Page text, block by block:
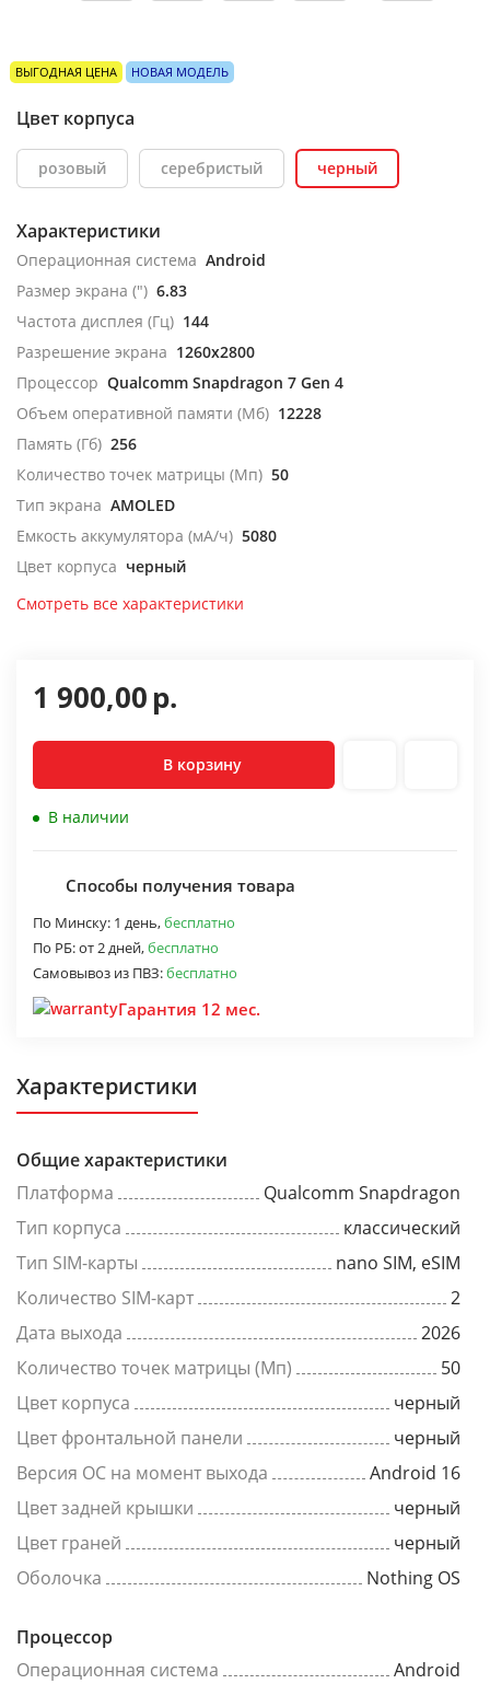
ВЫГОДНАЯ ЦЕНА НОВАЯ МОДЕЛЬ
Цвет корпуса
розовый серебристый черный
Характеристики
Операционная система Android
Размер экрана (") 6.83
Частота дисплея (Гц) 144
Разрешение экрана 1260x2800
Процессор Qualcomm Snapdragon 7 Gen 4
Объем оперативной памяти (Мб) 12228
Память (Гб) 256
Количество точек матрицы (Мп) 50
Тип экрана AMOLED
Емкость аккумулятора (мА/ч) 5080
Цвет корпуса черный
Смотреть все характеристики
1 900,00р.
В корзину
В наличии
Способы получения товара
По Минску: 1 день,бесплатно
По РБ:от 2 дней,бесплатно
Самовывоз из ПВЗ:бесплатно
Гарантия 12 мес.
Характеристики
Общие характеристики
Платформа
Qualcomm Snapdragon
Тип корпуса
классический
Тип SIM-карты
nano SIM, eSIM
Количество SIM-карт
2
Дата выхода
2026
Количество точек матрицы (Мп)
50
Цвет корпуса
черный
Цвет фронтальной панели
черный
Версия ОС на момент выхода
Android 16
Цвет задней крышки
черный
Цвет граней
черный
Оболочка
Nothing OS
Процессор
Операционная система
Android